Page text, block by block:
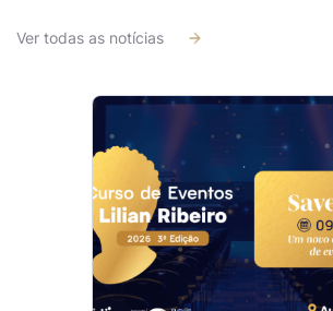
Ver todas as notícias